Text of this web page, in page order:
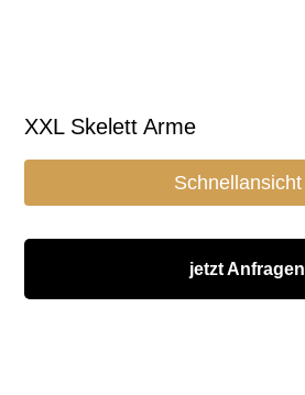
XXL Skelett Arme
Schnellansicht
jetzt Anfragen